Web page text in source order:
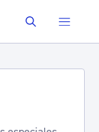
Buscar